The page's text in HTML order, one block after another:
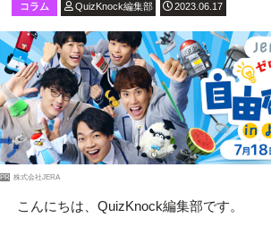
コラム QuizKnock編集部 2023.06.17
PR 株式会社JERA
こんにちは、QuizKnock編集部です。